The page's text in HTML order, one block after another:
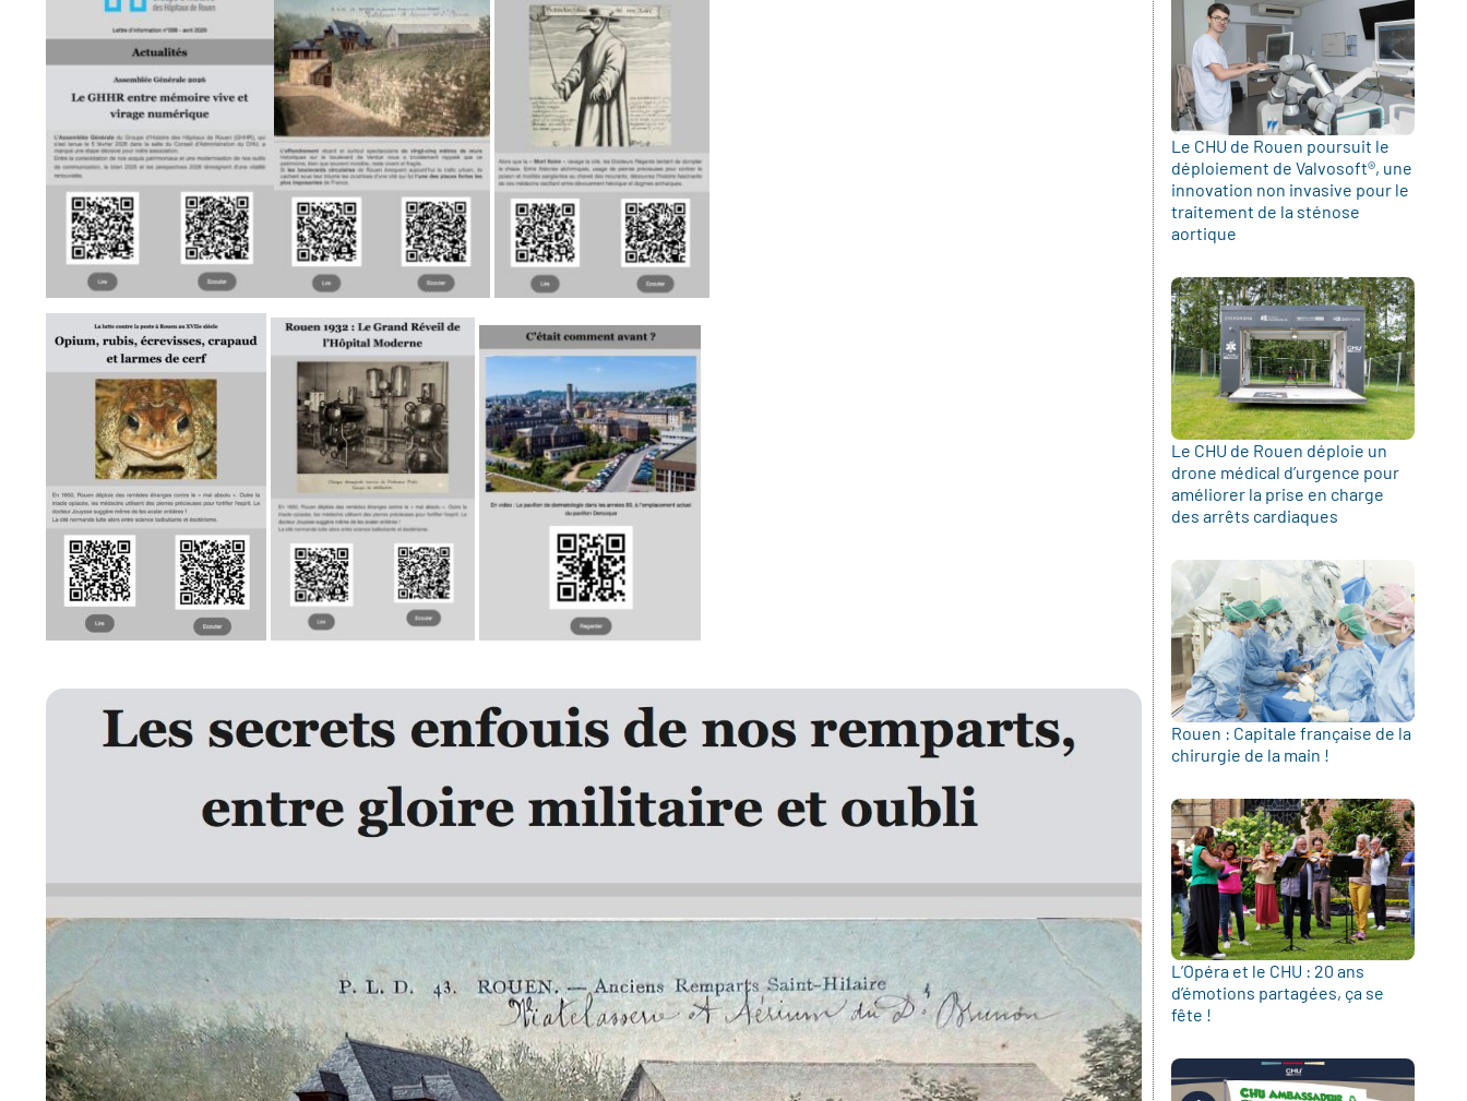
Le CHU de Rouen poursuit le
déploiement de Valvosoft®, une
innovation non invasive pour le
traitement de la sténose
aortique
Le CHU de Rouen déploie un
drone médical d’urgence pour
améliorer la prise en charge
des arrêts cardiaques
Rouen : Capitale française de la
chirurgie de la main !
L’Opéra et le CHU : 20 ans
d’émotions partagées, ça se
fête !